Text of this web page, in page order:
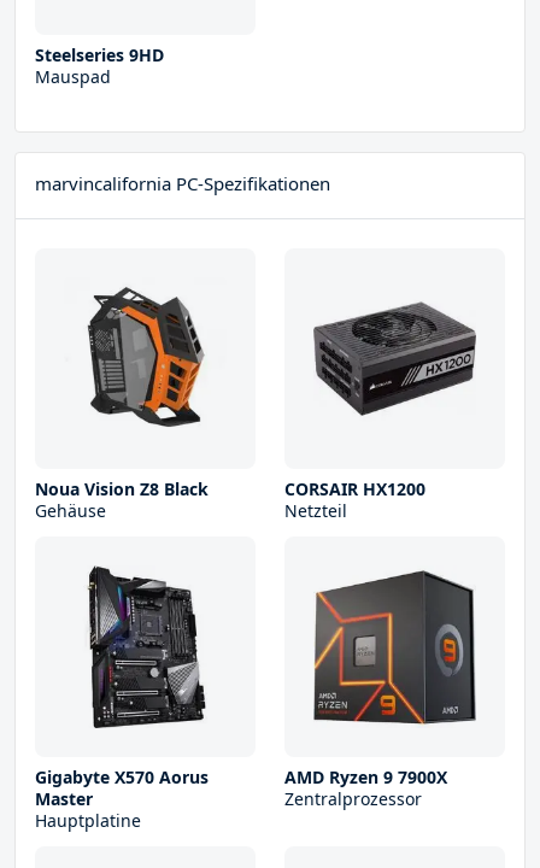
Steelseries 9HD
Mauspad
marvincalifornia PC-Spezifikationen
Noua Vision Z8 Black
Gehäuse
CORSAIR HX1200
Netzteil
Gigabyte X570 Aorus
Master
Hauptplatine
AMD Ryzen 9 7900X
Zentralprozessor